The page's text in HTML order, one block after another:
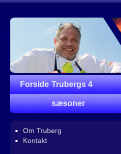
Forside Trubergs 4
sæsoner
Om Truberg
Kontakt